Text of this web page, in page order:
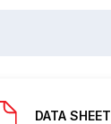
DATA SHEET